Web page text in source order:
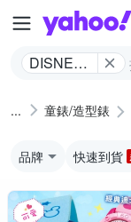
DISNEY
童錶/造型錶
品牌 快速到貨